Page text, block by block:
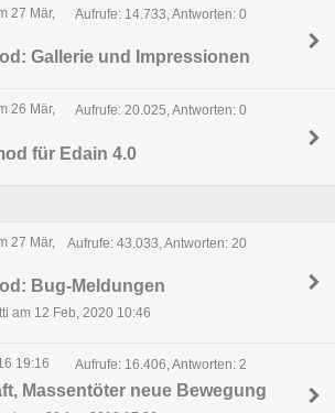
27 Mär,
Aufrufe: 14.733, Antworten: 0
Gallerie und Impressionen
26 Mär,
Aufrufe: 20.025, Antworten: 0
für Edain 4.0
27 Mär,
Aufrufe: 43.033, Antworten: 20
Bug-Meldungen
am 12 Feb, 2020 10:46
19:16 Aufrufe: 16.406, Antworten: 2
Massentöter neue Bewegung